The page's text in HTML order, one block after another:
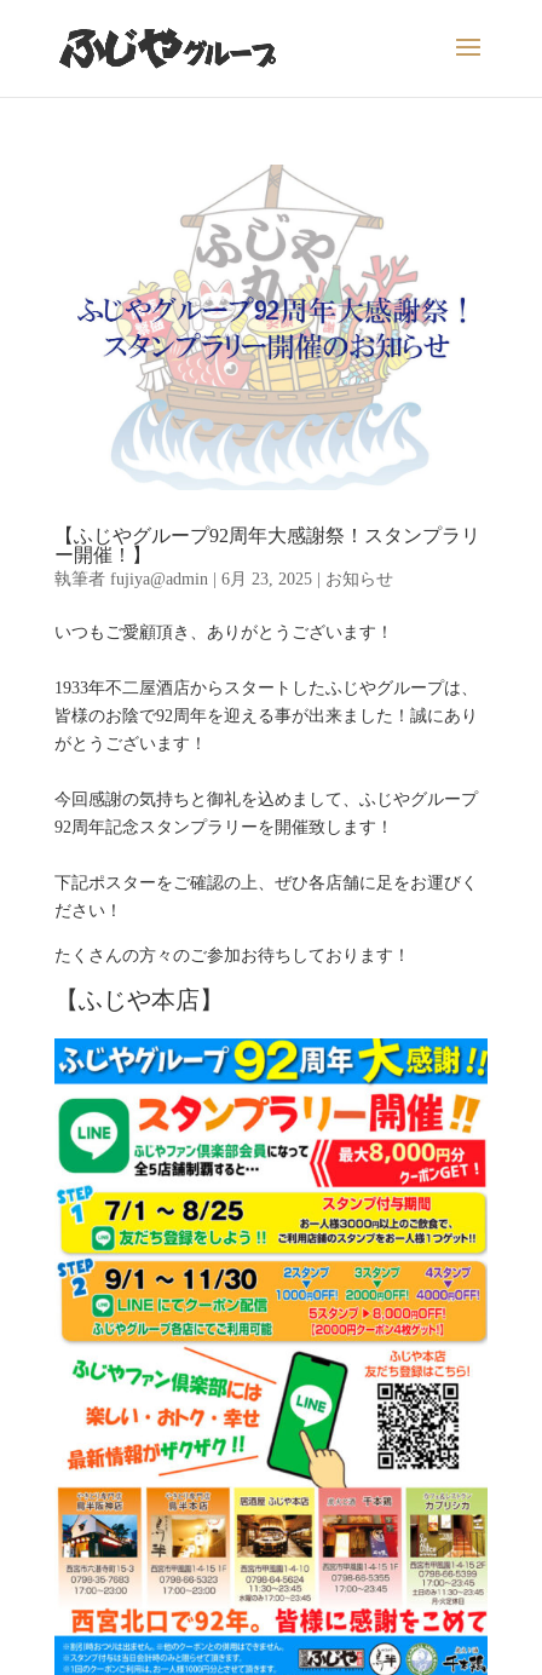
【ふじやグループ92周年大感謝祭！スタンプラリ
ー開催！】
執筆者 fujiya@admin 6月 23, 2025| お知らせ
いつもご愛顧頂き、ありがとうございます！
1933年不二屋酒店からスタートしたふじやグループは、
皆様のお陰で92周年を迎える事が出来ました！誠にあり
がとうございます！
今回感謝の気持ちと御礼を込めまして、ふじやグループ
92周年記念スタンプラリーを開催致します！
下記ポスターをご確認の上、ぜひ各店舗に足をお運びく
ださい！
たくさんの方々のご参加お待ちしております！
【ふじや本店】